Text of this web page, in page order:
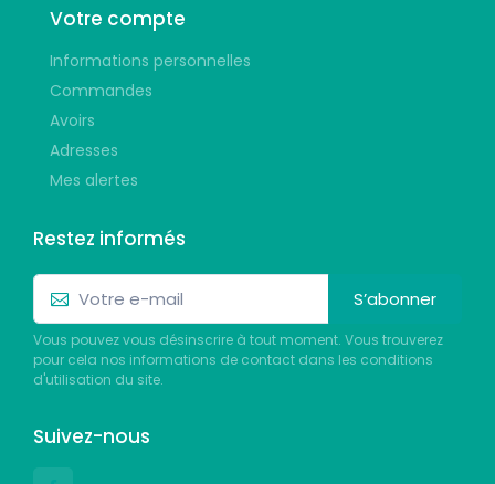
Votre compte
Informations personnelles
Commandes
Avoirs
Adresses
Mes alertes
Restez informés
S’abonner
Vous pouvez vous désinscrire à tout moment. Vous trouverez
pour cela nos informations de contact dans les conditions
d'utilisation du site.
Suivez-nous